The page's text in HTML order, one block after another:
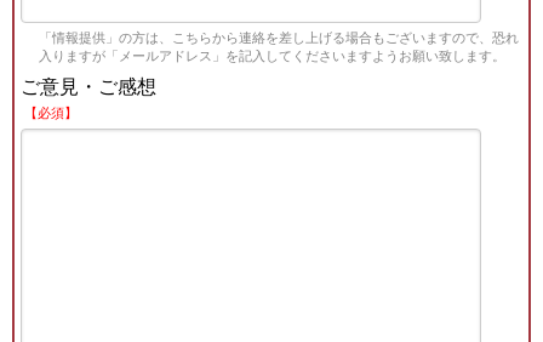
「情報提供」の方は、こちらから連絡を差し上げる場合もございますので、恐れ
入りますが「メールアドレス」を記入してくださいますようお願い致します。
ご意見・ご感想
【必須】